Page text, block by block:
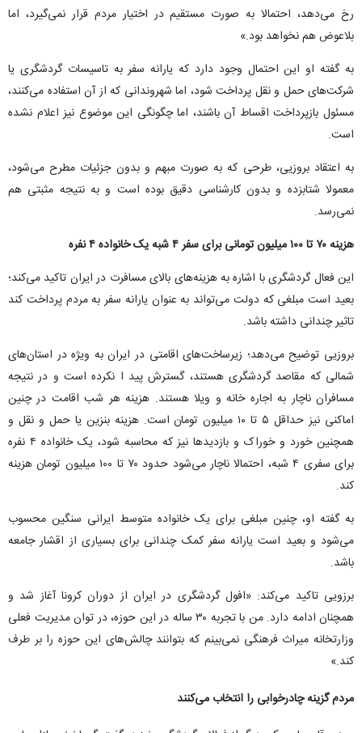
رخ می‌دهد، احتمالا به صورت مستقیم در اختیار مردم قرار نمی‌گیرد، اما
بلاعوض هم نخواهد بود.»
به گفته او این احتمال وجود دارد که یارانه سفر به تاسیسات گردشگری یا
شرکت‌های حمل و نقل پرداخت شود، اما شهروندانی که از آن استفاده می‌کنند،
مسئول بازپرداخت اقساط آن باشند، اما چگونگی این موضوع نیز اعلام نشده
است.
به اعتقاد بروزیی، طرحی که به صورت مبهم و بدون جزئیات مطرح می‌شود،
معمولا شتابزده و بدون کارشناسی دقیق بوده است و به نتیجه مثبتی هم
نمی‌رسد.
هزینه ۷۰ تا ۱۰۰ میلیون تومانی برای سفر ۴ شبه یک خانواده ۴ نفره
این فعال گردشگری با اشاره به هزینه‌های بالای مسافرت در ایران تاکید می‌کند؛
بعید است مبلغی که دولت می‌تواند به عنوان یارانه سفر به مردم پرداخت کند
تاثیر چندانی داشته باشد.
بروزیی توضیح می‌دهد؛ زیرساخت‌های اقامتی در ایران به ویژه در استان‌های
شمالی که مقاصد گردشگری هستند، گسترش پید ا نکرده است و در نتیجه
مسافران ناچار به اجاره خانه و ویلا هستند. هزینه هر شب اقامت در چنین
اماکنی نیز حداقل ۵ تا ۱۰ میلیون تومان است. هزینه بنزین یا حمل و نقل و
همچنین خورد و خوراک و بازدید‌ها نیز که محاسبه شود، یک خانواده ۴ نفره
برای سفری ۴ شبه، احتمالا ناچار می‌شود حدود ۷۰ تا ۱۰۰ میلیون تومان هزینه
کند.
به گفته او، چنین مبلغی برای یک خانواده متوسط ایرانی سنگین محسوب
می‌شود و بعید است یارانه سفر کمک چندانی برای بسیاری از اقشار جامعه
باشد.
برزویی تاکید می‌کند: «افول گردشگری در ایران از دوران کرونا آغاز شد و
همچنان ادامه دارد. من با تجربه ۳۰ ساله در این حوزه، در توان مدیریت فعلی
وزارتخانه میراث فرهنگی نمی‌بینم که بتوانند چالش‌های این حوزه را بر طرف
کند.»
مردم گزینه چادرخوابی را انتخاب می‌کنند